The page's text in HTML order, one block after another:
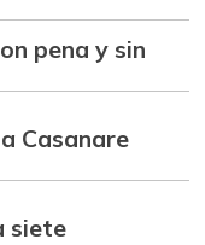
pena y sin
Casanare
siete